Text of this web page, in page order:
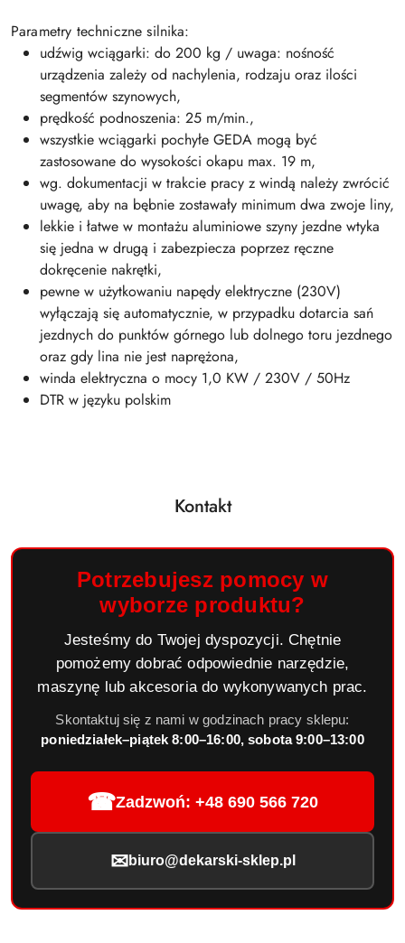
Parametry techniczne silnika:
udźwig wciągarki: do 200 kg / uwaga: nośność
urządzenia zależy od nachylenia, rodzaju oraz ilości
segmentów szynowych,
prędkość podnoszenia: 25 m/min.,
wszystkie wciągarki pochyłe GEDA mogą być
zastosowane do wysokości okapu max. 19 m,
wg. dokumentacji w trakcie pracy z windą należy zwrócić
uwagę, aby na bębnie zostawały minimum dwa zwoje liny,
lekkie i łatwe w montażu aluminiowe szyny jezdne wtyka
się jedna w drugą i zabezpiecza poprzez ręczne
dokręcenie nakrętki,
pewne w użytkowaniu napędy elektryczne (230V)
wyłączają się automatycznie, w przypadku dotarcia sań
jezdnych do punktów górnego lub dolnego toru jezdnego
oraz gdy lina nie jest naprężona,
winda elektryczna o mocy 1,0 KW / 230V / 50Hz
DTR w języku polskim
Kontakt
Potrzebujesz pomocy w
wyborze produktu?
Jesteśmy do Twojej dyspozycji. Chętnie
pomożemy dobrać odpowiednie narzędzie,
maszynę lub akcesoria do wykonywanych prac.
Skontaktuj się z nami w godzinach pracy sklepu:
poniedziałek–piątek 8:00–16:00, sobota 9:00–13:00
☎Zadzwoń: +48 690 566 720
✉ biuro@dekarski-sklep.pl